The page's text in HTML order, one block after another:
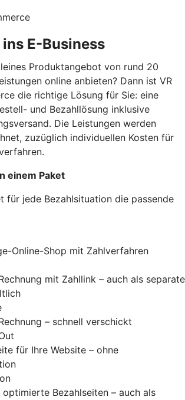
E-Business
Produktangebot von rund 20
online anbieten? Dann ist VR
die richtige Lösung für Sie: eine
und Bezahllösung inklusive
Die Leistungen werden
zuzüglich individuellen Kosten für
einem Paket
für jede Bezahlsituation die passende
Online-Shop mit Zahlverfahren
mit Zahllink – auch als separate
– schnell verschickt
für Ihre Website – ohne
optimierte Bezahlseiten – auch als